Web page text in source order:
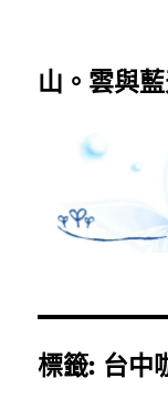
山。雲與
標籤: 台中